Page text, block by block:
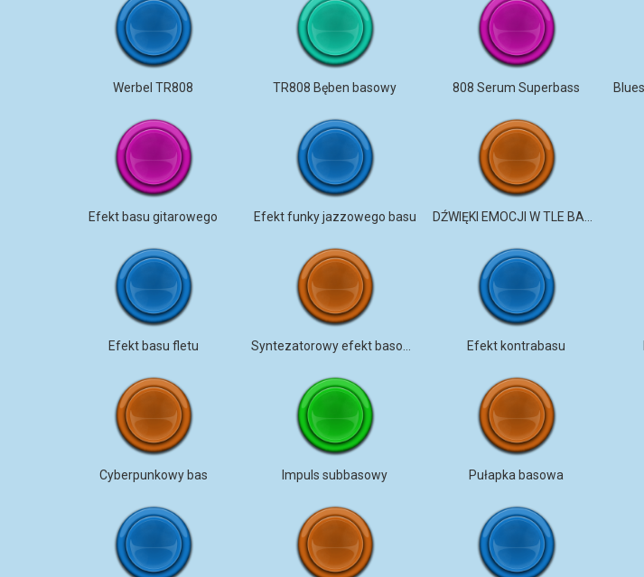
Werbel TR808 TR808 Bęben basowy 808 Serum Superbass
Efekt basu gitarowego Efekt funky jazzowego basu
Efekt basu fletu Efekt kontrabasu
Cyberpunkowy bas Impuls subbasowy Pułapka basowa